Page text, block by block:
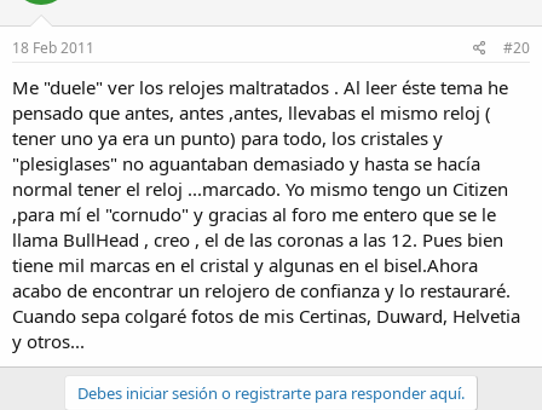
18 Feb 2011 #20
Me "duele" ver los relojes maltratados . Al leer éste tema he
pensado que antes, antes ,antes, llevabas el mismo reloj (
tener uno ya era un punto) para todo, los cristales y
"plesiglases" no aguantaban demasiado y hasta se hacía
normal tener el reloj ...marcado. Yo mismo tengo un Citizen
,para mí el "cornudo" y gracias al foro me entero que se le
llama BullHead , creo , el de las coronas a las 12. Pues bien
tiene mil marcas en el cristal y algunas en el bisel.Ahora
acabo de encontrar un relojero de confianza y lo restauraré.
Cuando sepa colgaré fotos de mis Certinas, Duward, Helvetia
y otros...
Debes iniciar sesión o registrarte para responder aquí.